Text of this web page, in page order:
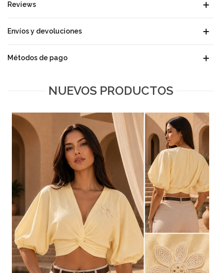
Reviews
Envíos y devoluciones
Métodos de pago
NUEVOS PRODUCTOS